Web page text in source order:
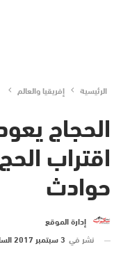
الرئيسية إفريقيا والعالم
الحجاج
اقتراب
حوادث
إدارة الموقع
نشر في 3 سبتمبر 2017 الساعة 11 و 35 دقيقة